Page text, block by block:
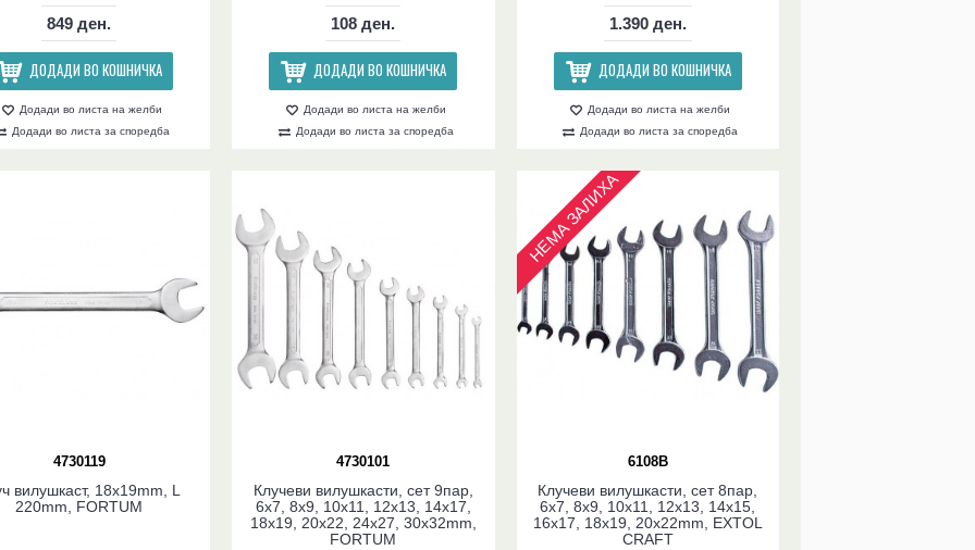
849 ден.
ДОДАДИ ВО КОШНИЧКА
Додади во листа на желби
Додади во листа за споредба
108 ден.
ДОДАДИ ВО КОШНИЧКА
Додади во листа на желби
Додади во листа за споредба
1.390 ден.
ДОДАДИ ВО КОШНИЧКА
Додади во листа на желби
Додади во листа за споредба
4730119
вилушкаст, 18x19mm, L
220mm, FORTUM
4730101
Клучеви вилушкасти, сет 9пар,
6x7, 8x9, 10x11, 12x13, 14x17,
18x19, 20x22, 24x27, 30x32mm,
FORTUM
6108B
НЕМА ЗАЛИХА
Клучеви вилушкасти, сет 8пар,
6x7, 8x9, 10x11, 12x13, 14x15,
16x17, 18x19, 20x22mm, EXTOL
CRAFT